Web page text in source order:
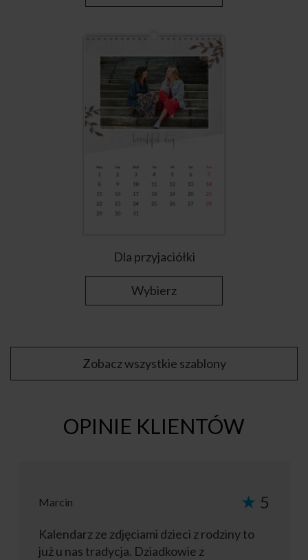
Dla przyjaciółki
Wybierz
Zobacz wszystkie szablony
OPINIE KLIENTÓW
Marcin ★ 5
Kalendarz ze zdjęciami dzieci z rodziny to
już u nas tradycja. Dziadkowie z